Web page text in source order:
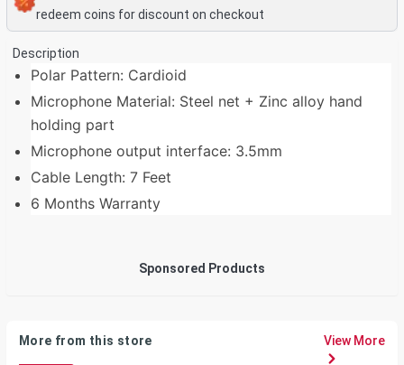
redeem coins for discount on checkout
Description
Polar Pattern: Cardioid
Microphone Material: Steel net + Zinc alloy hand
holding part
Microphone output interface: 3.5mm
Cable Length: 7 Feet
6 Months Warranty
Sponsored Products
More from this store View More